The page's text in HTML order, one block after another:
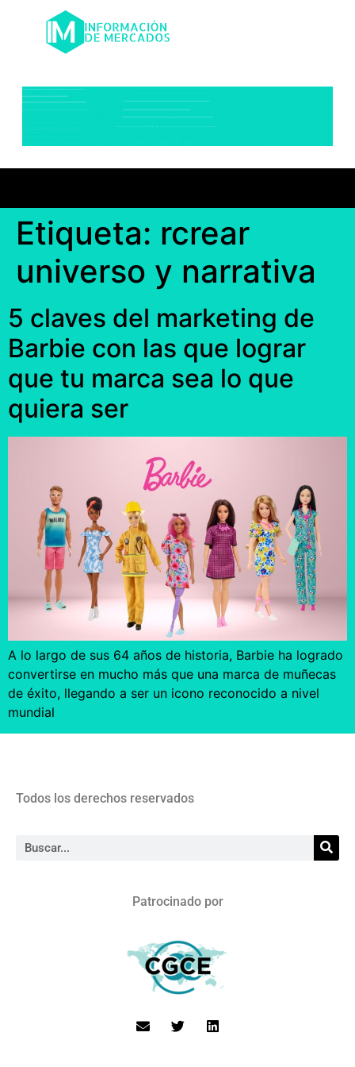
Etiqueta: rcrear
universo y narrativa
5 claves del marketing de
Barbie con las que lograr
que tu marca sea lo que
quiera ser
A lo largo de sus 64 años de historia, Barbie ha logrado
convertirse en mucho más que una marca de muñecas
de éxito, llegando a ser un icono reconocido a nivel
mundial
Todos los derechos reservados
Patrocinado por